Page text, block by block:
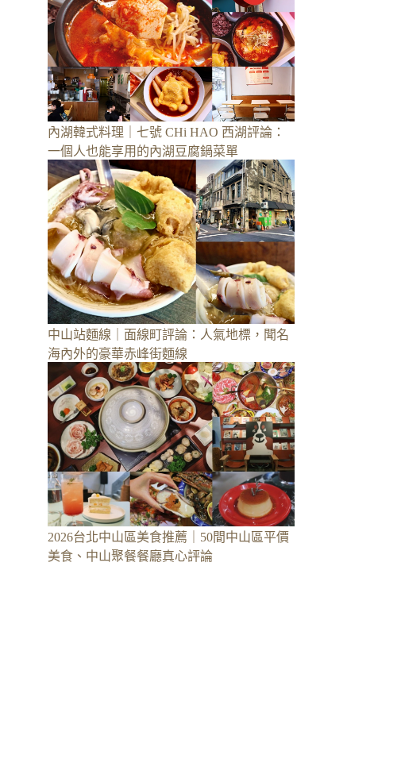
內湖韓式料理｜七號 CHi HAO 西湖評論：
一個人也能享用的內湖豆腐鍋菜單
中山站麵線｜面線町評論：人氣地標，聞名
海內外的豪華赤峰街麵線
2026台北中山區美食推薦｜50間中山區平價
美食、中山聚餐餐廳真心評論